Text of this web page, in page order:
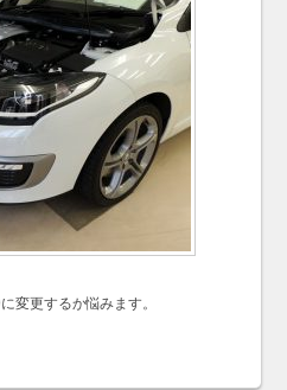
変更するか悩みます。